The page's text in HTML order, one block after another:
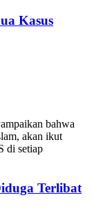
Kasus
bahwa
akan ikut
di setiap
Terlibat